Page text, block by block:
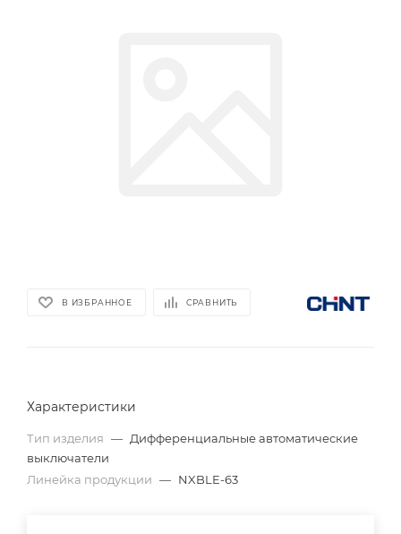
В ИЗБРАННОЕ СРАВНИТЬ
Характеристики
Тип изделия — Дифференциальные автоматические
выключатели
Линейка продукции — NXBLE-63